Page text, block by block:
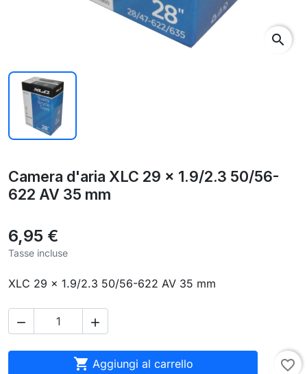
search
Camera d'aria XLC 29 x 1.9/2.3 50/56-
622 AV 35 mm
6,95 €
Tasse incluse
XLC 29 x 1.9/2.3 50/56-622 AV 35 mm
 
 Aggiungi al carrello favorite_border